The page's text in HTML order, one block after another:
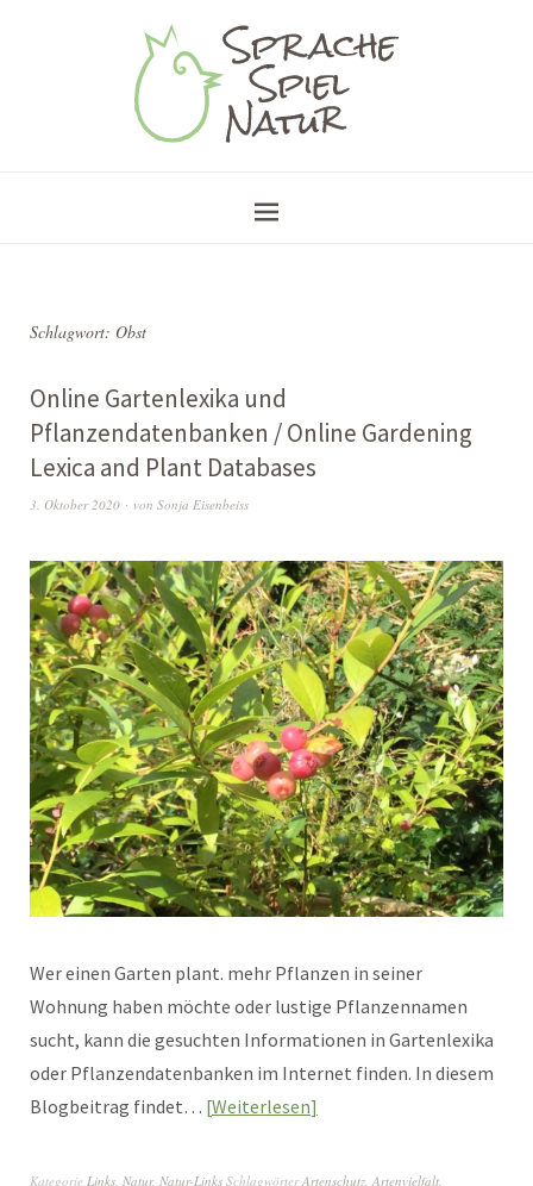
Schlagwort: Obst
Online Gartenlexika und
Pflanzendatenbanken / Online Gardening
Lexica and Plant Databases
3. Oktober 2020 von Sonja Eisenbeiss
Wer einen Garten plant. mehr Pflanzen in seiner
Wohnung haben möchte oder lustige Pflanzennamen
sucht, kann die gesuchten Informationen in Gartenlexika
oder Pflanzendatenbanken im Internet finden. In diesem
Blogbeitrag findet… Weiterlesen
Kategorie Links Natur, Natur-Links SchlagwörterArtenschutz Artenvielfalt